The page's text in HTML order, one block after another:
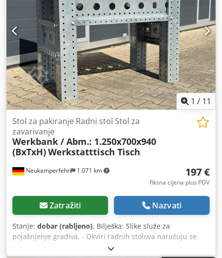
1 / 11
Neukamperfehn 1.071 km
Stol za pakiranje Radni stol Stol za
zavarivanje
Werkbank / Abm.: 1.250x700x940
(BxTxH)Werkstatttisch Tisch
197 €
fiksna cijena plus PDV
Zatražiti Nazvati
Stanje: dobar (rabljeno), Bilješka: Slike služe za
pojašnjenje gradiva. - Okviri radnih stolova naručuju se
nesastavljeni; - Vrijeme izrade je obično oko 3 - 5 radnih